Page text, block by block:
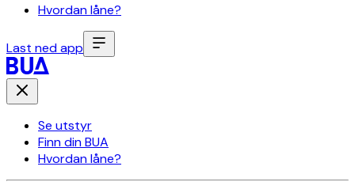
Hvordan låne?
Last ned app
Se utstyr
Finn din BUA
Hvordan låne?